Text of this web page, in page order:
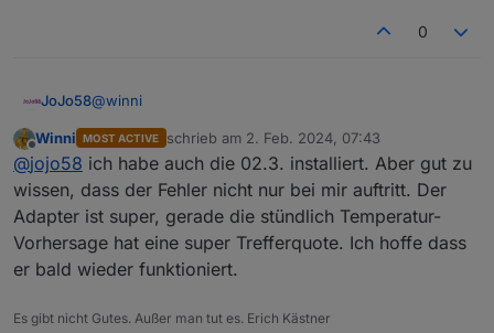
0
JoJo58@winni
Moin, welche Version hast du installiert? Wenn ich
mich recht entsinne, hatte ich das Problem auch. Habe
dann die Version 0.2.3 installiert und damit läuft alles.
EDIT:
Mit der Version hat es doch nichts zu tun, habe jetzt
den gleichen Fehler.
Gruß, Johannes
Offline
Winni MOST ACTIVE schrieb am 2. Feb. 2024, 07:43
zuletzt editiert von
@jojo58 ich habe auch die 02.3. installiert. Aber gut zu
wissen, dass der Fehler nicht nur bei mir auftritt. Der
Adapter ist super, gerade die stündlich Temperatur-
Vorhersage hat eine super Trefferquote. Ich hoffe dass
er bald wieder funktioniert.
Es gibt nicht Gutes. Außer man tut es. Erich Kästner